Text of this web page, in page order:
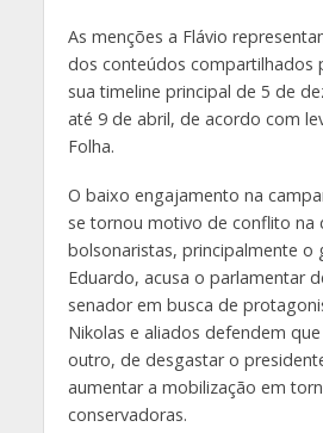
As menções a Flávio
dos conteúdos compartilhados
sua timeline principal de 5 de
até 9 de abril, de acordo com
Folha.
O baixo engajamento na
se tornou motivo de conflito na
bolsonaristas, principalmente o
Eduardo, acusa o parlamentar
senador em busca de
Nikolas e aliados defendem
outro, de desgastar o
aumentar a mobilização em
conservadoras.